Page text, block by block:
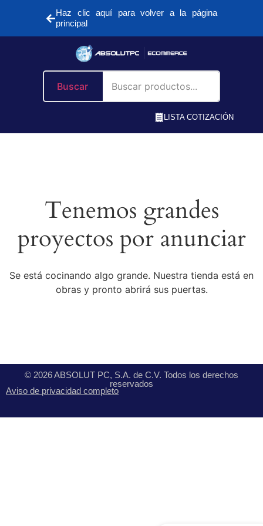
Haz clic aquí para volver a la página
principal
Buscar
LISTA COTIZACIÓN
Tenemos grandes
proyectos por anunciar
Se está cocinando algo grande. Nuestra tienda está en
obras y pronto abrirá sus puertas.
© 2026 ABSOLUT PC, S.A. de C.V. Todos los derechos
reservados
Aviso de privacidad completo